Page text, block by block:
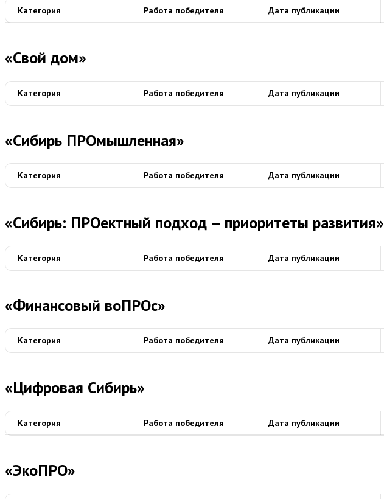
Категория Работа победителя Дата публикации
«Свой дом»
Категория Работа победителя Дата публикации
«Сибирь ПРОмышленная»
Категория Работа победителя Дата публикации
«Сибирь: ПРОектный подход – приоритеты развития»
Категория Работа победителя Дата публикации
«Финансовый воПРОс»
Категория Работа победителя Дата публикации
«Цифровая Сибирь»
Категория Работа победителя Дата публикации
«ЭкоПРО»